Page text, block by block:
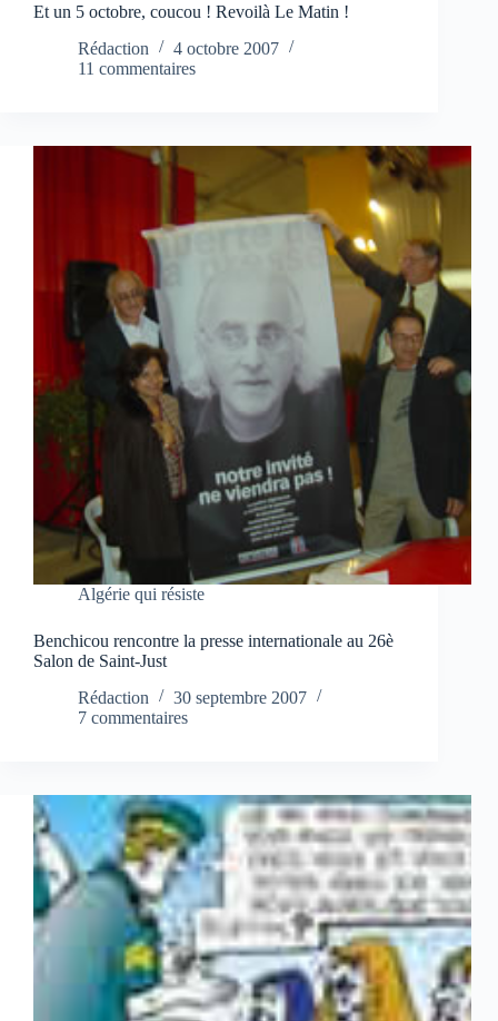
Et un 5 octobre, coucou ! Revoilà Le Matin !
Rédaction
4 octobre 2007
11 commentaires
Algérie qui résiste
Benchicou rencontre la presse internationale au 26è
Salon de Saint-Just
Rédaction
30 septembre 2007
7 commentaires